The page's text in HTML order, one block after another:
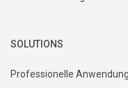
SOLUTIONS
Professionelle